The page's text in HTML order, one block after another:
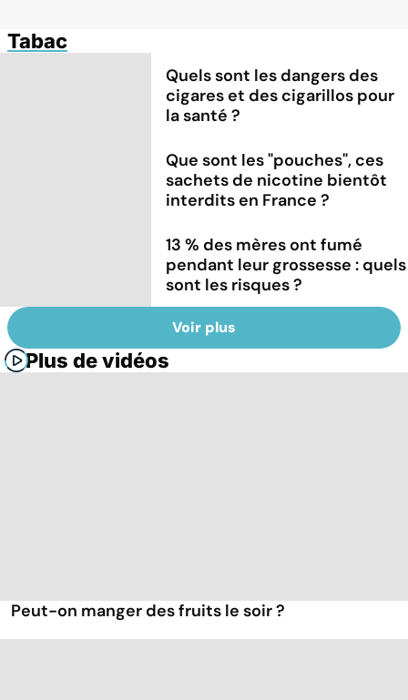
Tabac
Quels sont les dangers des
cigares et des cigarillos pour
la santé ?
Que sont les "pouches", ces
sachets de nicotine bientôt
interdits en France ?
13 % des mères ont fumé
pendant leur grossesse : quels
sont les risques ?
Voir plus
Plus de vidéos
Peut-on manger des fruits le soir ?